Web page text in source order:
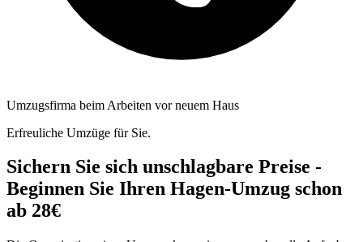
Umzugsfirma beim Arbeiten vor neuem Haus
Erfreuliche Umzüge für Sie.
Sichern Sie sich unschlagbare Preise -
Beginnen Sie Ihren Hagen-Umzug schon
ab 28€